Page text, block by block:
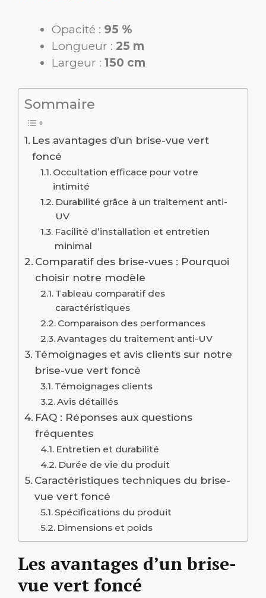
Opacité : 95 %
Longueur : 25 m
Largeur : 150 cm
Sommaire
Les avantages d’un brise-vue vert
foncé
Occultation efficace pour votre
intimité
Durabilité grâce à un traitement anti-
UV
Facilité d’installation et entretien
minimal
Comparatif des brise-vues : Pourquoi
choisir notre modèle
Tableau comparatif des
caractéristiques
Comparaison des performances
Avantages du traitement anti-UV
Témoignages et avis clients sur notre
brise-vue vert foncé
Témoignages clients
Avis détaillés
FAQ : Réponses aux questions
fréquentes
Entretien et durabilité
Durée de vie du produit
Caractéristiques techniques du brise-
vue vert foncé
Spécifications du produit
Dimensions et poids
Les avantages d’un brise-
vue vert foncé